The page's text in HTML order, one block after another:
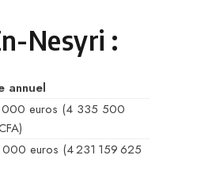
Nesyri :
annuel
euros (4 335 500
euros (4 231 159 625